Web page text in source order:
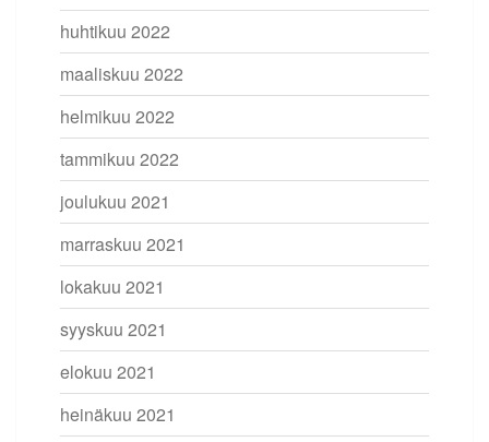
huhtikuu 2022
maaliskuu 2022
helmikuu 2022
tammikuu 2022
joulukuu 2021
marraskuu 2021
lokakuu 2021
syyskuu 2021
elokuu 2021
heinäkuu 2021